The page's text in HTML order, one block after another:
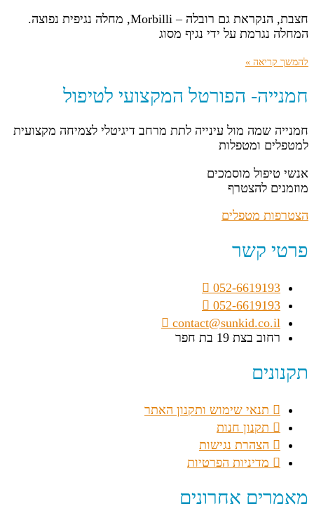
חצבת, הנקראת גם רובלה – Morbilli, מחלה נגיפית נפוצה.
המחלה נגרמת על ידי נגיף מסוג
להמשך קריאה »
חמנייה- הפורטל המקצועי לטיפול
חמנייה שמה מול עינייה לתת מרחב דיגיטלי לצמיחה מקצועית
למטפלים ומטפלות
אנשי טיפול מוסמכים
מוזמנים להצטרף
הצטרפות מטפלים
פרטי קשר
052-6619193
052-6619193
contact@sunkid.co.il
רחוב בצת 19 בת חפר
תקנונים
תנאי שימוש ותקנון האתר
תקנון חנות
הצהרת נגישות
מדיניות הפרטיות
מאמרים אחרונים